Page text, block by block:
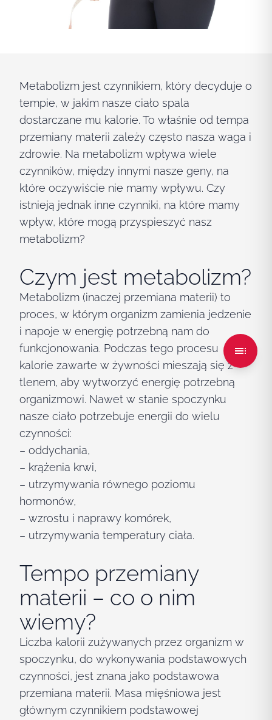
Metabolizm jest czynnikiem, który decyduje o
tempie, w jakim nasze ciało spala
dostarczane mu kalorie. To właśnie od tempa
przemiany materii zależy często nasza waga i
zdrowie. Na metabolizm wpływa wiele
czynników, między innymi nasze geny, na
które oczywiście nie mamy wpływu. Czy
istnieją jednak inne czynniki, na które mamy
wpływ, które mogą przyspieszyć nasz
metabolizm?
Czym jest metabolizm?
Metabolizm (inaczej przemiana materii) to
proces, w którym organizm zamienia jedzenie
i napoje w energię potrzebną nam do
funkcjonowania. Podczas tego procesu
kalorie zawarte w żywności mieszają się z
tlenem, aby wytworzyć energię potrzebną
organizmowi. Nawet w stanie spoczynku
nasze ciało potrzebuje energii do wielu
czynności:
– oddychania,
– krążenia krwi,
– utrzymywania równego poziomu
hormonów,
– wzrostu i naprawy komórek,
– utrzymywania temperatury ciała.
Tempo przemiany
materii – co o nim
wiemy?
Liczba kalorii zużywanych przez organizm w
spoczynku, do wykonywania podstawowych
czynności, jest znana jako podstawowa
przemiana materii. Masa mięśniowa jest
głównym czynnikiem podstawowej